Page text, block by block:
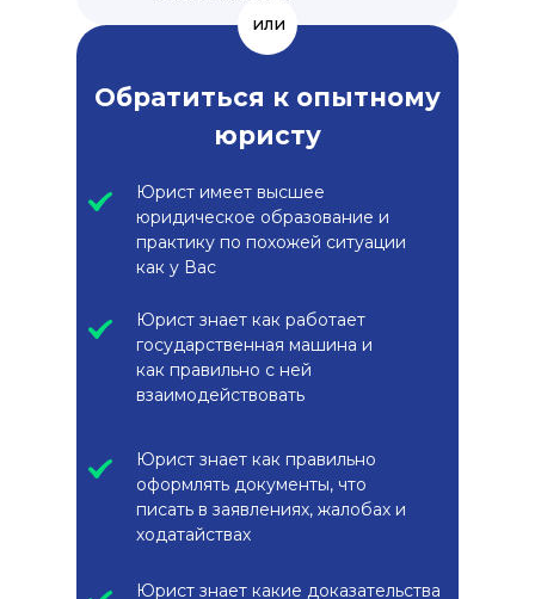
или
Обратиться к опытному
юристу
Юрист имеет высшее
юридическое образование и
практику по похожей ситуации
как у Вас
Юрист знает как работает
государственная машина и
как правильно с ней
взаимодействовать
Юрист знает как правильно
оформлять документы, что
писать в заявлениях, жалобах и
ходатайствах
Юрист знает какие доказательства